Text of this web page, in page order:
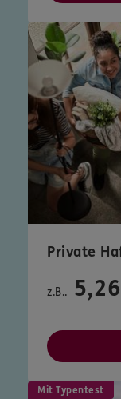
Private
z.B..
Mit Typentest